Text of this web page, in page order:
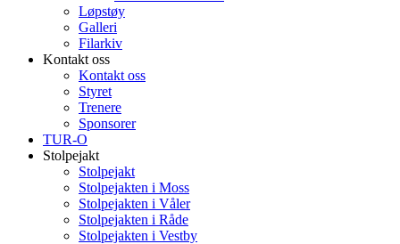
Løpstøy
Galleri
Filarkiv
Kontakt oss
Kontakt oss
Styret
Trenere
Sponsorer
TUR-O
Stolpejakt
Stolpejakt
Stolpejakten i Moss
Stolpejakten i Våler
Stolpejakten i Råde
Stolpejakten i Vestby